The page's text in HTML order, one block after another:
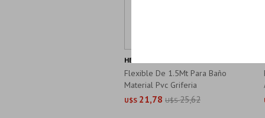
Flexible De 1.5Mt Para Baño
Material Pvc Griferia
U$S 21,78 U$S 25,62
HB005CP-FLEXIBLE